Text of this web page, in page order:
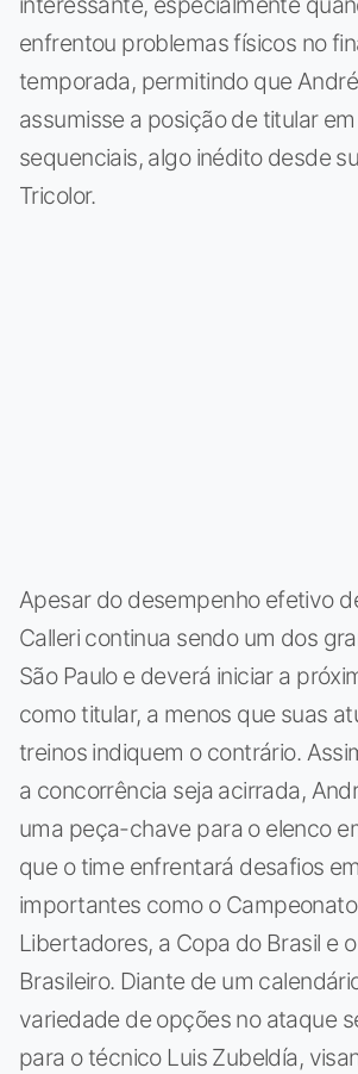
enfrentou problemas físicos no
temporada, permitindo que
assumisse a posição de titular
sequenciais, algo inédito desde
Tricolor.
Apesar do desempenho efetivo
Calleri continua sendo um dos
São Paulo e deverá iniciar a
como titular, a menos que suas
treinos indiquem o contrário.
a concorrência seja acirrada,
uma peça-chave para o elenco
que o time enfrentará desafios
importantes como o
Libertadores, a Copa do Brasil e
Brasileiro. Diante de um
variedade de opções no ataque
para o técnico Luis Zubeldía,